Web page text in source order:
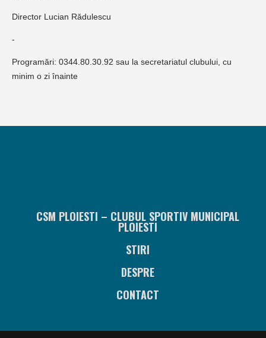
Director Lucian Rădulescu
-
Programări: 0344.80.30.92 sau la secretariatul clubului, cu
minim o zi înainte
CSM PLOIESTI – CLUBUL SPORTIV MUNICIPAL
PLOIESTI
STIRI
DESPRE
CONTACT